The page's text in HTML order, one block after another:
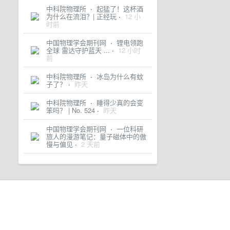
中科院物理所 · 起猛了！这杯酒
为什么在流泪？| 正经玩 · 12 小
时前
中国物理学会期刊网 · 锂电领跑
全球 雷达守护蓝天 ... · 12 小时
前
中科院物理所 · 冰岛为什么有蚊
子了？ · 昨天
中科院物理所 · 睡得少真的会变
笨吗？ | No. 524 · 昨天
中国物理学会期刊网 · 一位科研
旅人的漫游笔记：量子磁体中的傲
慢与偏见 · 2 天前